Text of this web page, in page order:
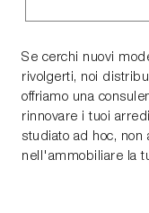
Se cerchi nuovi
rivolgerti, noi
offriamo una
rinnovare i tuoi
studiato ad hoc, non
nell'ammobiliare la